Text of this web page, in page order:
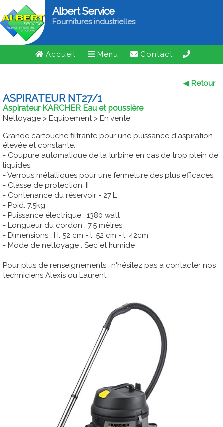
Albert Service
Fournitures industrielles
Accueil Menu Contact
◀ Retour
ASPIRATEUR NT27/1
Aspirateur KARCHER Eau et poussière
Nettoyage > Equipement > En vente
Grande cartouche filtrante pour une puissance d'aspiration
élevée et constante.
- Coupure automatique de la turbine en cas de trop plein de
liquides.
- Verrous métalliques pour une fermeture des plus efficaces.
- Classe de protection, II
- Contenance du réservoir - 27 L
- Poid: 7.5kg
- Puissance électrique : 1380 watt
- Longueur du cordon : 7.5 mètres
- Dimensions : H: 52 cm - l: 52 cm - l: 42cm
- Mode de nettoyage : Sec et humide
Pour plus de renseignements , n'hésitez pas a contacter nos
techniciens Alexis ou Laurent